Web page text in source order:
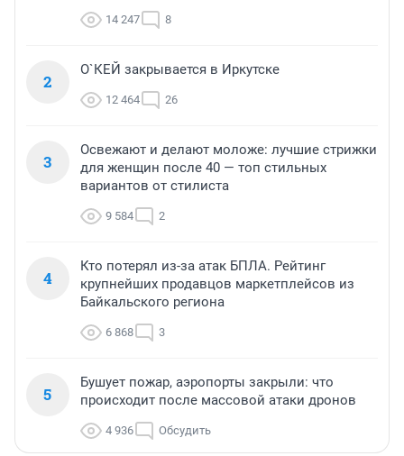
14 247 8
2
О`КЕЙ закрывается в Иркутске
12 464 26
3
Освежают и делают моложе: лучшие стрижки
для женщин после 40 — топ стильных
вариантов от стилиста
9 584 2
4
Кто потерял из-за атак БПЛА. Рейтинг
крупнейших продавцов маркетплейсов из
Байкальского региона
6 868 3
5
Бушует пожар, аэропорты закрыли: что
происходит после массовой атаки дронов
4 936 Обсудить